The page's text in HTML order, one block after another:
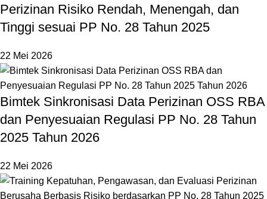
Perizinan Risiko Rendah, Menengah, dan
Tinggi sesuai PP No. 28 Tahun 2025
22 Mei 2026
Bimtek Sinkronisasi Data Perizinan OSS RBA
dan Penyesuaian Regulasi PP No. 28 Tahun
2025 Tahun 2026
22 Mei 2026